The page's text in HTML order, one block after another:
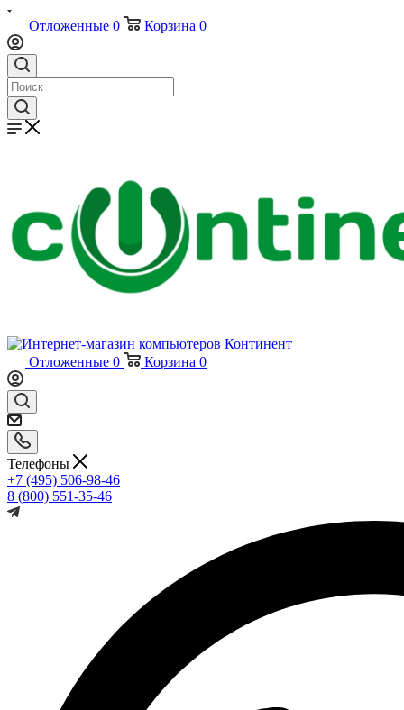
Отложенные 0 Корзина 0
Отложенные 0 Корзина 0
Телефоны
+7 (495) 506-98-46
8 (800) 551-35-46